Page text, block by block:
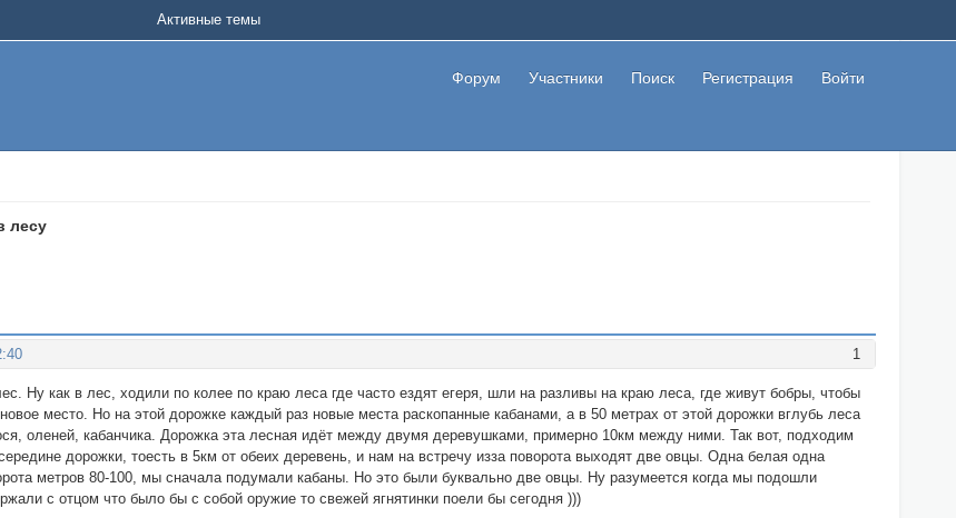
Форум Участники Поиск Регистрация Войти
Активные темы
лесу
1
Ну как в лес, ходили по колее по краю леса где часто ездят егеря, шли на разливы на краю леса, где живут бобры, чтобы
место. Но на этой дорожке каждый раз новые места раскопанные кабанами, а в 50 метрах от этой дорожки вглубь леса
оленей, кабанчика. Дорожка эта лесная идёт между двумя деревушками, примерно 10км между ними. Так вот, подходим
дорожки, тоесть в 5км от обеих деревень, и нам на встречу изза поворота выходят две овцы. Одна белая одна
метров 80-100, мы сначала подумали кабаны. Но это были буквально две овцы. Ну разумеется когда мы подошли
с отцом что было бы с собой оружие то свежей ягнятинки поели бы сегодня )))